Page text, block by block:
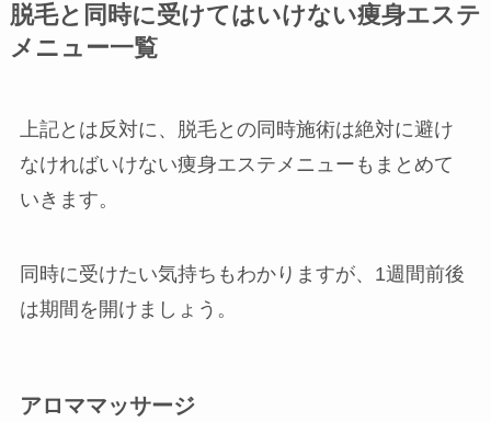
脱毛と同時に受けてはいけない痩身エステ
メニュー一覧
上記とは反対に、脱毛との同時施術は絶対に避け
なければいけない痩身エステメニューもまとめて
いきます。
同時に受けたい気持ちもわかりますが、1週間前後
は期間を開けましょう。
アロママッサージ